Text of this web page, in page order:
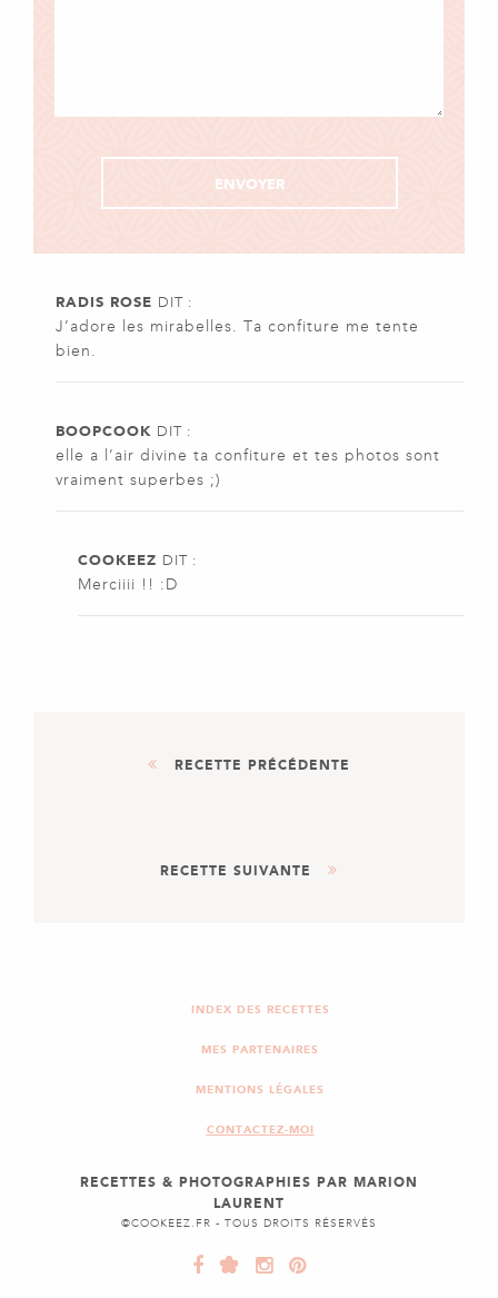
RADIS ROSE DIT :
J’adore les mirabelles. Ta confiture me tente
bien.
BOOPCOOK DIT :
elle a l’air divine ta confiture et tes photos sont
vraiment superbes ;)
COOKEEZ DIT :
Merciiii !! :D
RECETTE PRÉCÉDENTE
MACARONS AU SAUMON
RECETTE SUIVANTE
INDEX DES RECETTES
MES PARTENAIRES
MENTIONS LÉGALES
CONTACTEZ-MOI
RECETTES & PHOTOGRAPHIES PAR MARION
LAURENT
©COOKEEZ.FR - TOUS DROITS RÉSERVÉS